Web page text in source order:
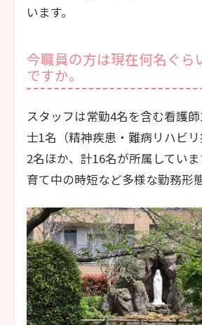
います。
今職員の方は現在何名ぐら
ですか。
スタッフは常勤4名を含む看護
士1名（精神疾患・難病リハビ
2名ほか、計16名が所属してい
育て中の時短など多様な勤務形